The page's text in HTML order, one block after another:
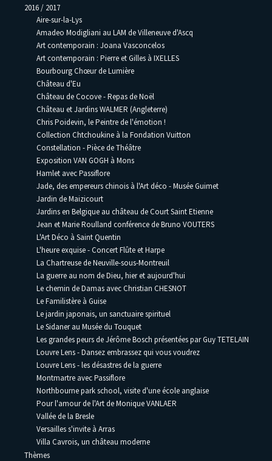
2016 / 2017
Aire-sur-la-Lys
Amadeo Modigliani au LAM de Villeneuve d'Ascq
Art contemporain : Joana Vasconcelos
Art contemporain : Pierre et Gilles à IXELLES
Bourbourg Chœur de Lumière
Château d'Eu
Château de Cocove - Repas de Noël
Château et Jardins WALMER (Angleterre)
Chris Poidevin, le Peintre de l'émotion !
Collection Chtchoukine à la Fondation Vuitton
Constellation - Pièce de Théâtre
Exposition VAN GOGH à Mons
Hamlet avec Passiflore
Jade, des empereurs chinois à l'Art déco - Musée Guimet
Jardin de Maizicourt
Jardins en Belgique au château de Court Saint Etienne
Jean et Marie Roulland conférence de Bruno VOUTERS
L'Art Déco à Saint Quentin
L'heure exquise - Concert Flûte et Harpe
La Chartreuse de Neuville-sous-Montreuil
La guerre au nom de Dieu, hier et aujourd'hui
Le chemin de Damas avec Christian CHESNOT
Le Familistère à Guise
Le jardin japonais, un sanctuaire spirituel
Le Sidaner au Musée du Touquet
Les grandes peurs de Jérôme Bosch présentées par Guy TETELAIN
Louvre Lens - Dansez embrassez qui vous voudrez
Louvre Lens - les désastres de la guerre
Montmartre avec Passiflore
Northbourne park school, visite d'une école anglaise
Pour l'amour de l'Art de Monique VANLAER
Vallée de la Bresle
Versailles s'invite à Arras
Villa Cavrois, un château moderne
Thèmes